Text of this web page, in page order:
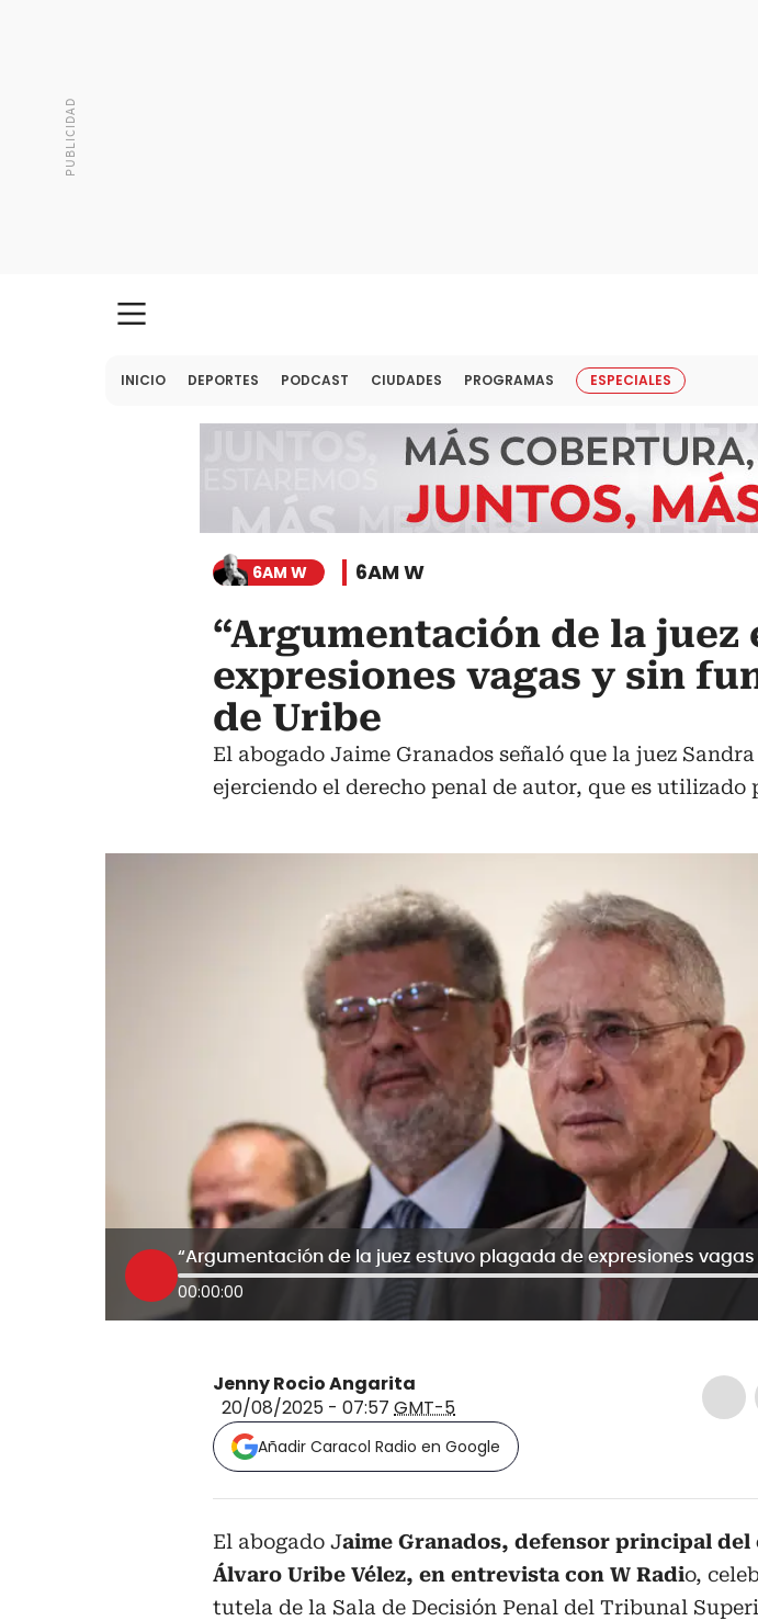
INICIO DEPORTES PODCAST CIUDADES PROGRAMAS ESPECIALES
6AM W 6AM W
“Argumentación de la juez
expresiones vagas y sin
de Uribe
El abogado Jaime Granados señaló que la juez
ejerciendo el derecho penal de autor, que es
00:00:00
Jenny Rocio Angarita
20/08/2025 - 07:57 GMT-5
Añadir Caracol Radio en Google
El abogado Jaime Granados, defensor principal
Álvaro Uribe Vélez, en entrevista con W Radio,
tutela de la Sala de Decisión Penal del Tribunal